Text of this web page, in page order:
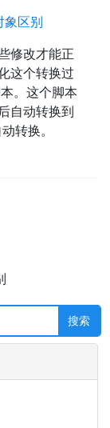
区别
修改才能正
这个转换过
。这个脚本
自动转换到
转换。